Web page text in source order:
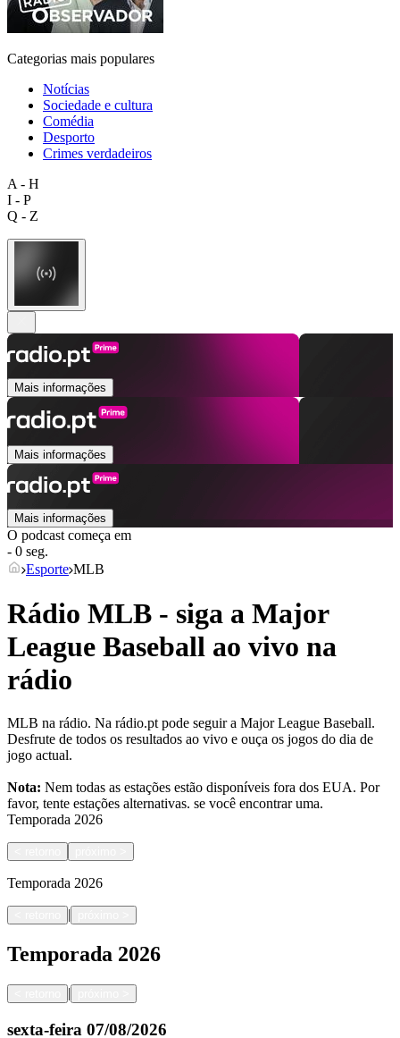
Categorias mais populares
Notícias
Sociedade e cultura
Comédia
Desporto
Crimes verdadeiros
A - H
I - P
Q - Z
Mais informações
Mais informações
Mais informações
O podcast começa em
- 0 seg.
Esporte MLB
Rádio MLB - siga a Major
League Baseball ao vivo na
rádio
MLB na rádio. Na rádio.pt pode seguir a Major League Baseball.
Desfrute de todos os resultados ao vivo e ouça os jogos do dia de
jogo actual.
Nota: Nem todas as estações estão disponíveis fora dos EUA. Por
favor, tente estações alternativas. se você encontrar uma.
Temporada 2026
Temporada 2026
|
Temporada 2026
|
sexta-feira 07/08/2026